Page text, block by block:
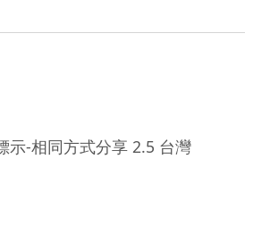
示-相同方式分享 2.5 台灣